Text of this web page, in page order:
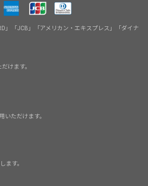
」「JCB」「アメリカン・エキスプレス」「ダイナ
けます。
いただけます。
ます。